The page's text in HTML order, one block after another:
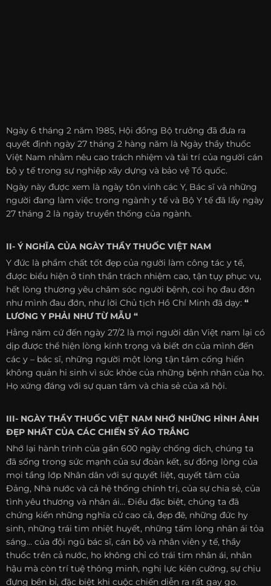
Ngày 6 tháng 2 năm 1985, Hội đồng Bộ trưởng đã đưa ra
quyết định ngày 27 tháng 2 hàng năm là Ngày thầy thuốc
Việt Nam nhằm nêu cao trách nhiệm và tài trí của người cán
bộ y tế trong sự nghiệp xây dựng và bảo vệ Tổ quốc.
Ngày này được xem là ngày tôn vinh các Y, Bác sĩ và những
người đang làm việc trong ngành y tế và Bộ Y tế đã lấy ngày
27 tháng 2 là ngày truyền thống của ngành.
II- Ý NGHĨA CỦA NGÀY THẦY THUỐC VIỆT NAM
Y đức là phẩm chất tốt đẹp của người làm công tác y tế,
được biểu hiện ở tinh thần trách nhiệm cao, tận tụy phục vụ,
hết lòng thương yêu chǎm sóc người bệnh, coi họ đau đớn
như mình đau đớn, như lời Chủ tịch Hồ Chí Minh đã dạy: “
LƯƠNG Y PHẢI NHƯ TỪ MẪU “
Hằng năm cứ đến ngày 27/2 là mọi người dân Việt nam lại có
dịp được thể hiện lòng kính trọng và biết ơn của mình đến
các y – bác sĩ, những người một lòng tận tâm cống hiến
không quản hi sinh vì sức khỏe của những bệnh nhân của họ.
Họ xứng đáng với sự quan tâm và chia sẻ của xã hội.
III- NGÀY THẦY THUỐC VIỆT NAM NHỚ NHỮNG HÌNH ẢNH
ĐẸP NHẤT CỦA CÁC CHIẾN SỸ ÁO TRẮNG
Nhớ lại hành trình của gần 600 ngày chống dịch, chúng ta
đã sống trong sức mạnh của sự đoàn kết, sự đồng lòng của
mọi tầng lớp Nhân dân với sự quyết liệt, quyết tâm của
Đảng, Nhà nước và cả hệ thống chính trị, của sự chia sẻ, của
tình yêu thương và nhân ái… Điều đặc biệt, chúng ta đã
chứng kiến những nghĩa cử cao cả, đẹp đẽ, những đức hy
sinh, những trái tim nhiệt huyết, những tấm lòng nhân ái tỏa
sáng… của đội ngũ bác sĩ, cán bộ và nhân viên y tế, thầy
thuốc trên cả nước, họ không chỉ có trái tim nhân ái, nhân
hậu mà còn trí tuệ thông minh, nghị lực kiên cường, sự chịu
đựng bền bỉ, đặc biệt khi cuộc chiến diễn ra rất gay go.